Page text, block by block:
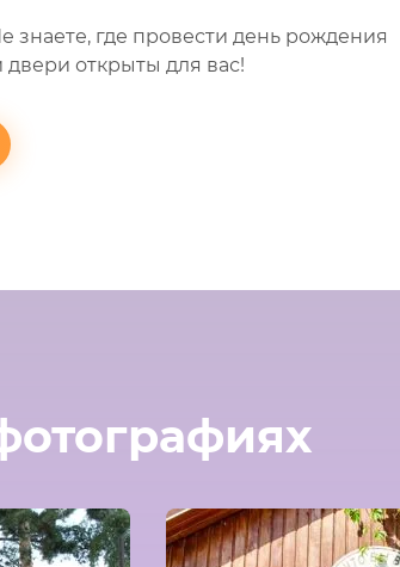
знаете, где провести день рождения
открыты для вас!